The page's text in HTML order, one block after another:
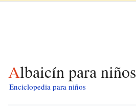
Albaicín para niños
Enciclopedia para niños